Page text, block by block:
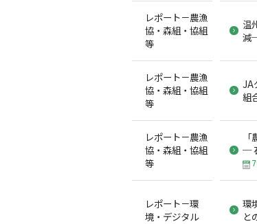
レポート－農漁
協・森組・協組
等
温
減
レポート－農漁
協・森組・協組
等
JA
組
レポート－農漁
協・森組・協組
等
─
レポート－環
境・デジタル
環
と